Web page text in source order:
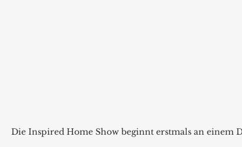
Die Inspired Home Show beginnt erstmals an einem